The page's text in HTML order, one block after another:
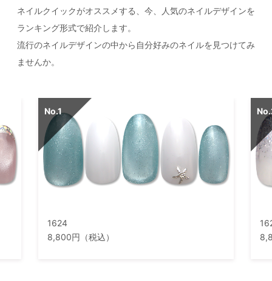
ネイルクイックがオススメする、今、人気のネイルデザインを
ランキング形式で紹介します。
流行のネイルデザインの中から自分好みのネイルを見つけてみ
ませんか。
1624
8,800円（税込）